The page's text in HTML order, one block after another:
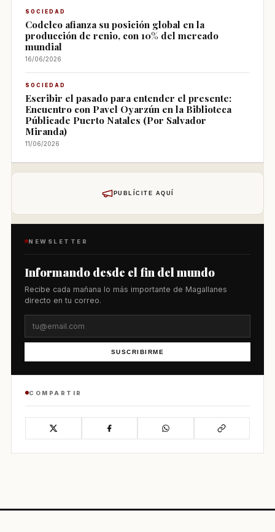
SOCIEDAD
Codelco afianza su posición global en la
producción de renio, con 10% del mercado
mundial
16/06/2026
SOCIEDAD
Escribir el pasado para entender el presente:
Encuentro con Pavel Oyarzún en la Biblioteca
Públicade Puerto Natales (Por Salvador
Miranda)
11/06/2026
PUBLÍCITE AQUÍ
NEWSLETTER
Informando desde el fin del mundo
Recibe cada mañana lo más importante de Magallanes
directo en tu correo.
SUSCRIBIRME
COMPARTIR